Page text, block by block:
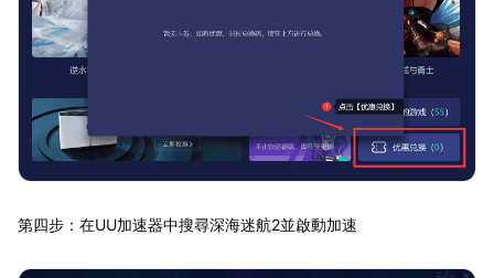
第四步：在UU加速器中搜尋深海迷航2並啟動加速